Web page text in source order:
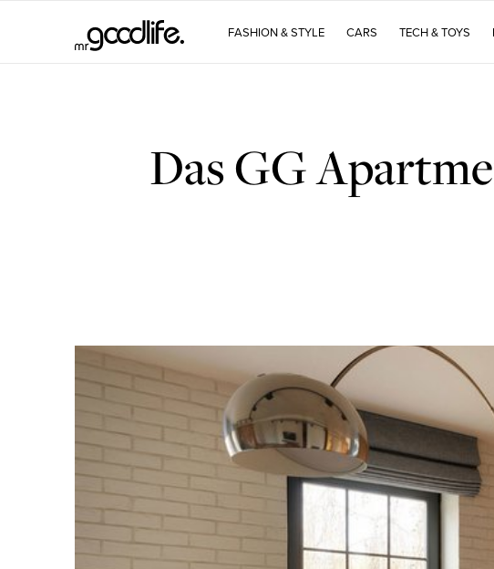
FASHION & STYLE CARS TECH & TOYS
Das GG